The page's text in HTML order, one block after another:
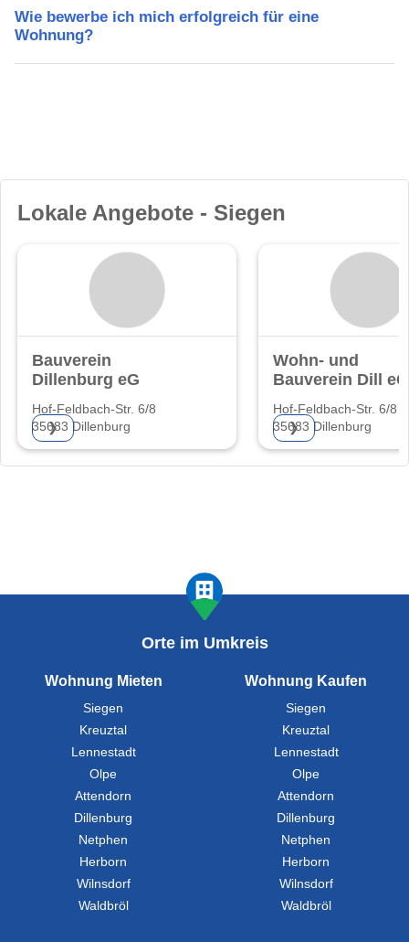
Wie bewerbe ich mich erfolgreich für eine
Wohnung?
Lokale Angebote - Siegen
Bauverein
Dillenburg eG
Hof-Feldbach-Str. 6/8
35683 Dillenburg
❯
Wohn- und
Bauverein Dill eG
Hof-Feldbach-Str. 6/8
35683 Dillenburg
❯
Orte im Umkreis
Wohnung Mieten
Siegen
Kreuztal
Lennestadt
Olpe
Attendorn
Dillenburg
Netphen
Herborn
Wilnsdorf
Waldbröl
Wohnung Kaufen
Siegen
Kreuztal
Lennestadt
Olpe
Attendorn
Dillenburg
Netphen
Herborn
Wilnsdorf
Waldbröl